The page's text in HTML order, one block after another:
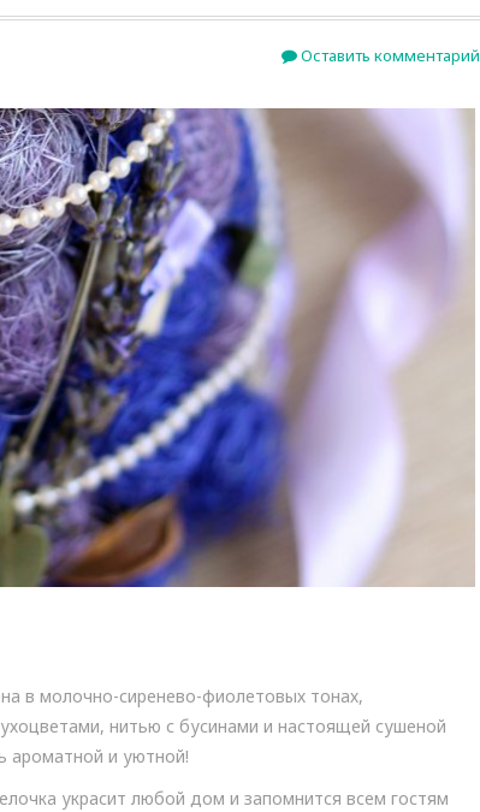
Оставить комментарий
в молочно-сиренево-фиолетовых тонах,
нитью с бусинами и настоящей сушеной
ароматной и уютной!
украсит любой дом и запомнится всем гостям